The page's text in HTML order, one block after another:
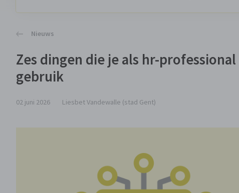
Nieuws
Zes dingen die je als hr-
gebruik
02 juni 2026 Liesbet Vandewalle (stad Gent)